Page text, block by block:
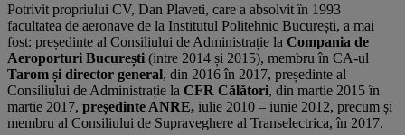
Potrivit propriului CV, Dan Plaveti, care a absolvit în 1993
facultatea de aeronave de la Institutul Politehnic București, a mai
fost: președinte al Consiliului de Administrație la Compania de
Aeroporturi București (intre 2014 și 2015), membru în CA-ul
Tarom și director general, din 2016 în 2017, președinte al
Consiliului de Administrație la CFR Călători, din martie 2015 în
martie 2017, președinte ANRE, iulie 2010 – iunie 2012, precum și
membru al Consiliului de Supraveghere al Transelectrica, în 2017.